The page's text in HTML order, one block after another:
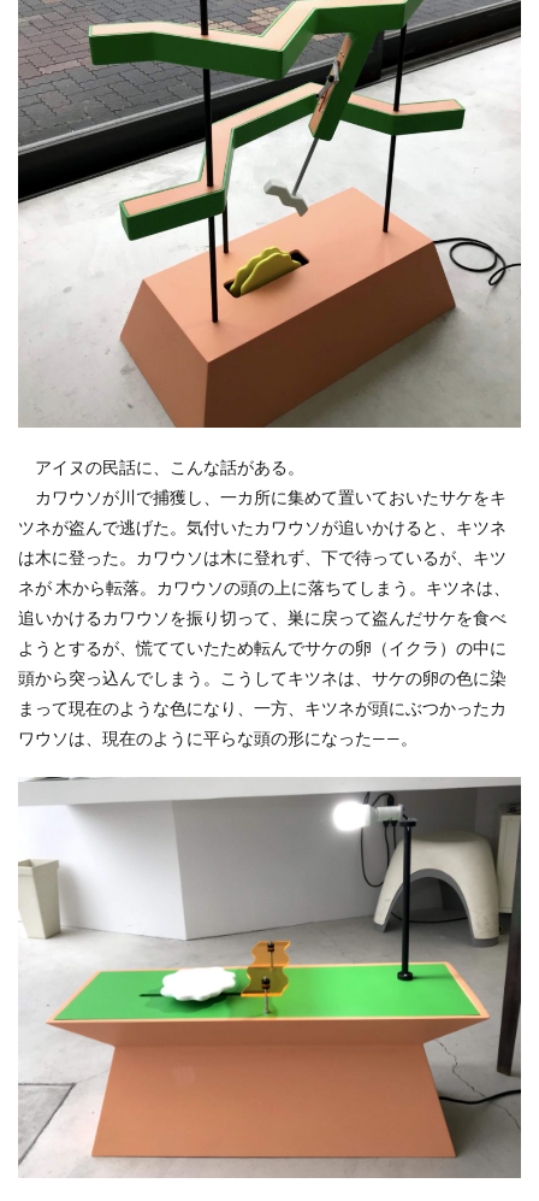
アイヌの民話に、こんな話がある。
カワウソが川で捕獲し、一カ所に集めて置いておいたサケをキ
ツネが盗んで逃げた。気付いたカワウソが追いかけると、キツネ
は木に登った。カワウソは木に登れず、下で待っているが、キツ
ネが 木から転落。カワウソの頭の上に落ちてしまう。キツネは、
追いかけるカワウソを振り切って、巣に戻って盗んだサケを食べ
ようとするが、慌てていたため転んでサケの卵（イクラ）の中に
頭から突っ込んでしまう。こうしてキツネは、サケの卵の色に染
まって現在のような色になり、一方、キツネが頭にぶつかったカ
ワウソは、現在のように平らな頭の形になった——。